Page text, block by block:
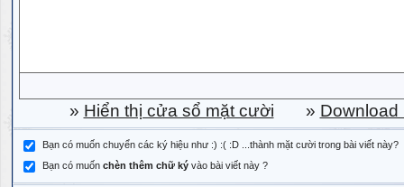
» Hiển thị cửa sổ mặt cười » Download
Bạn có muốn chuyển các ký hiệu như :) :( :D ...thành mặt cười trong bài viết này?
Bạn có muốn chèn thêm chữ ký vào bài viết này ?